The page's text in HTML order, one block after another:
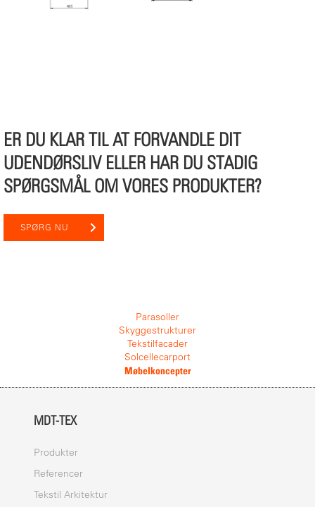
ER DU KLAR TIL AT FORVANDLE DIT
UDENDØRSLIV ELLER HAR DU STADIG
SPØRGSMÅL OM VORES PRODUKTER?
SPØRG NU
Parasoller
Skyggestrukturer
Tekstilfacader
Solcellecarport
Møbelkoncepter
MDT-TEX
Produkter
Referencer
Tekstil Arkitektur